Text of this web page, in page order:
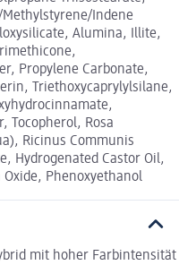
Indene
Alumina, Illite,
Propylene Carbonate,
Triethoxycaprylylsilane,
Tocopherol, Rosa
Ricinus Communis
Hydrogenated Castor Oil,
Phenoxyethanol
mit hoher Farbintensität